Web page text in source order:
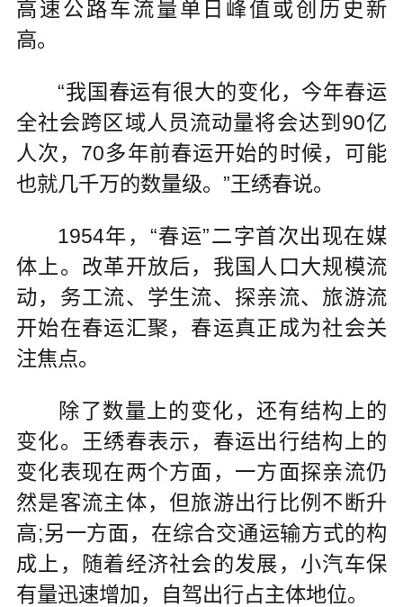
高速公路车流量单日峰值或创历史新
高。
“我国春运有很大的变化，今年春运
全社会跨区域人员流动量将会达到90亿
人次，70多年前春运开始的时候，可能
也就几千万的数量级。”王绣春说。
1954年，“春运”二字首次出现在媒
体上。改革开放后，我国人口大规模流
动，务工流、学生流、探亲流、旅游流
开始在春运汇聚，春运真正成为社会关
注焦点。
除了数量上的变化，还有结构上的
变化。王绣春表示，春运出行结构上的
变化表现在两个方面，一方面探亲流仍
然是客流主体，但旅游出行比例不断升
高;另一方面，在综合交通运输方式的构
成上，随着经济社会的发展，小汽车保
有量迅速增加，自驾出行占主体地位。